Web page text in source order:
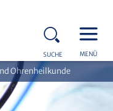
SUCHE MENÜ
Ohrenheilkunde